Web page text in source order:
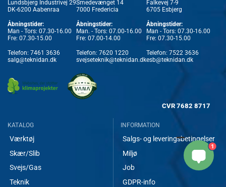
Lundsbjerg Industrivej 29
DK-6200 Aabenraa
Åbningstider:
Man - Tors: 07.30-16.00
Fre: 07.30-15.00
Telefon: 7461 3636
salg@teknidan.dk
Smedevænget 14
7000 Fredericia
Åbningstider:
Man. - Tors: 07.00-16.00
Fre: 07.00-14.00
Telefon: 7620 1220
svejseteknik@teknidan.dk
Falkevej 7-9
6705 Esbjerg
Åbningstider:
Man - Tors: 07.30-16.00
Fre: 07.30-15.00
Telefon: 7522 3636
esb@teknidan.dk
CVR 7682 8717
KATALOG
Værktøj
Skær/Slib
Svejs/Gas
Teknik
INFORMATION
Salgs- og leveringsbetingelser
Miljø
Job
GDPR-info
1